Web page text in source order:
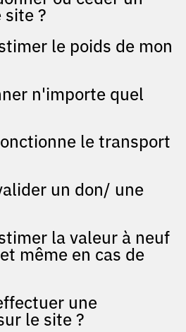
?
le poids de mon
n'importe quel
le transport
un don/ une
la valeur à neuf
même en cas de
une
le site ?